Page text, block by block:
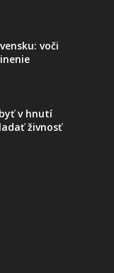
voči
v hnutí
živnosť